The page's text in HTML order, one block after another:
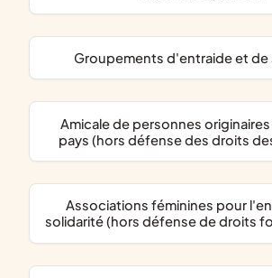
groupements d'entraide et
amicale de personnes originaires d'un même
pays (hors défense des droits
associations féminines pour l'entraide et la
solidarité (hors défense de droits